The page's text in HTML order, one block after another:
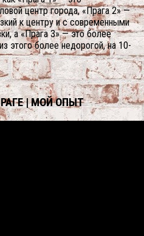
центр города, «Прага 2» —
к центру и с современными
а «Прага 3» — это более
этого более недорогой, на 10-
| МОЙ ОПЫТ